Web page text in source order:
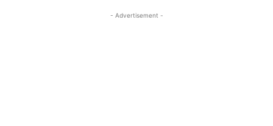
- Advertisement -